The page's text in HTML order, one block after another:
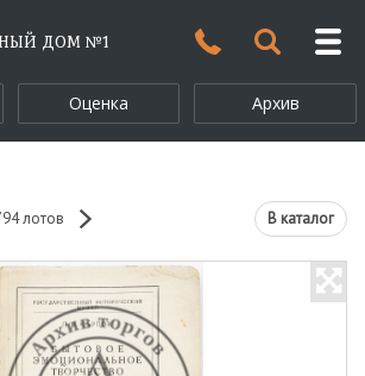
ДОМ №1
Оценка Архив
лотов В каталог